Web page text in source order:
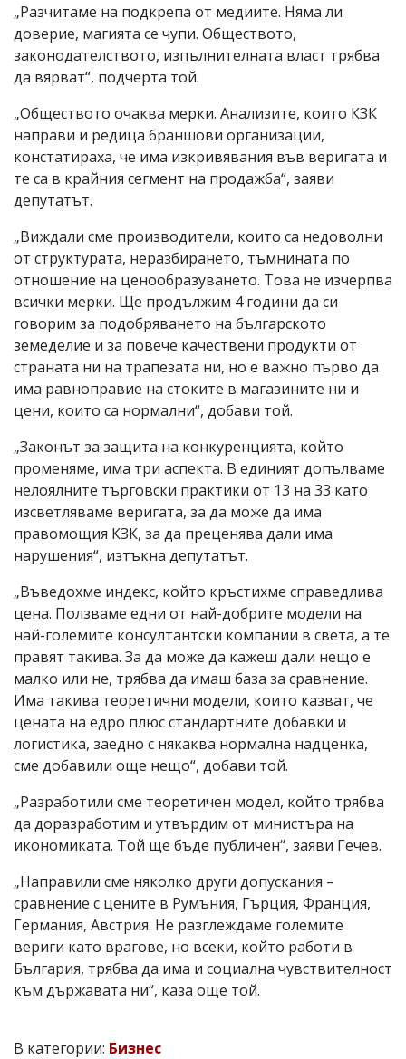
„Разчитаме на подкрепа от медиите. Няма ли
доверие, магията се чупи. Обществото,
законодателството, изпълнителната власт трябва
да вярват“, подчерта той.
„Обществото очаква мерки. Анализите, които КЗК
направи и редица браншови организации,
констатираха, че има изкривявания във веригата и
те са в крайния сегмент на продажба“, заяви
депутатът.
„Виждали сме производители, които са недоволни
от структурата, неразбирането, тъмнината по
отношение на ценообразуването. Това не изчерпва
всички мерки. Ще продължим 4 години да си
говорим за подобряването на българското
земеделие и за повече качествени продукти от
страната ни на трапезата ни, но е важно първо да
има равноправие на стоките в магазините ни и
цени, които са нормални“, добави той.
„Законът за защита на конкуренцията, който
променяме, има три аспекта. В единият допълваме
нелоялните търговски практики от 13 на 33 като
изсветляваме веригата, за да може да има
правомощия КЗК, за да преценява дали има
нарушения“, изтъкна депутатът.
„Въведохме индекс, който кръстихме справедлива
цена. Ползваме едни от най-добрите модели на
най-големите консултантски компании в света, а те
правят такива. За да може да кажеш дали нещо е
малко или не, трябва да имаш база за сравнение.
Има такива теоретични модели, които казват, че
цената на едро плюс стандартните добавки и
логистика, заедно с някаква нормална надценка,
сме добавили още нещо“, добави той.
„Разработили сме теоретичен модел, който трябва
да доразработим и утвърдим от министъра на
икономиката. Той ще бъде публичен“, заяви Гечев.
„Направили сме няколко други допускания –
сравнение с цените в Румъния, Гърция, Франция,
Германия, Австрия. Не разглеждаме големите
вериги като врагове, но всеки, който работи в
България, трябва да има и социална чувствителност
към държавата ни“, каза още той.
В категории: Бизнес